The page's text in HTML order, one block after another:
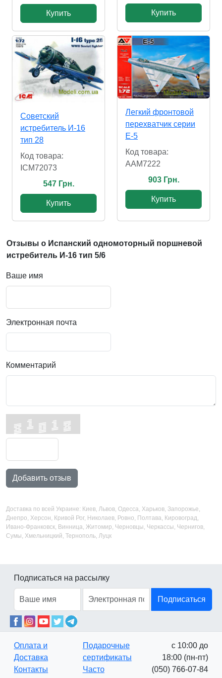
Купить Купить
Советский
истребитель И-16
тип 28
Код товара:
ICM72073
547 Грн.
Купить
Легкий фронтовой
перехватчик серии
E-5
Код товара:
AAM7222
903 Грн.
Купить
Отзывы о Испанский одномоторный поршневой
истребитель И-16 тип 5/6
Ваше имя
Электронная почта
Комментарий
Добавить отзыв
Доставка по всей Украине: Киев, Львов, Одесса, Харьков, Запорожье,
Днепро, Херсон, Кривой Рог, Николаев, Ровно, Полтава, Кировоград,
Ивано-Франковск, Винница, Житомир, Черновцы, Черкассы, Чернигов,
Сумы, Хмельницкий, Тернополь, Луцк
Подписаться на рассылку
Подписаться
Оплата и
Доставка
Контакты
Подарочные
сертификаты
Часто
с 10:00 до
18:00 (пн-пт)
(050) 766-07-84